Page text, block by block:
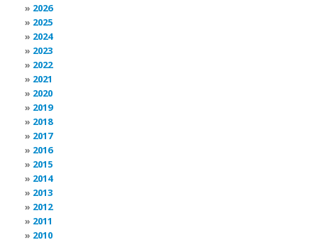
2026
2025
2024
2023
2022
2021
2020
2019
2018
2017
2016
2015
2014
2013
2012
2011
2010